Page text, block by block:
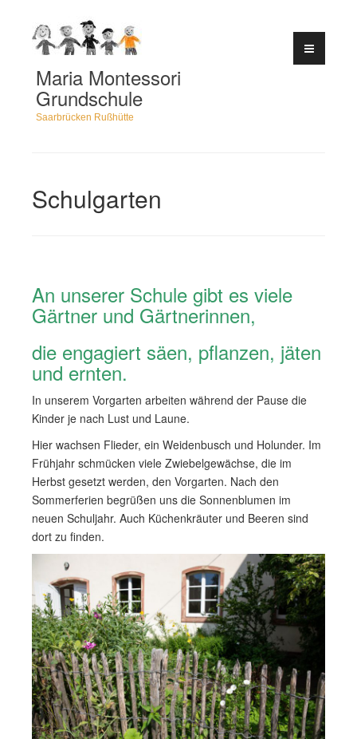
Zum
Inhalt
springen
Maria Montessori
Grundschule
Saarbrücken Rußhütte
Schulgarten
An unserer Schule gibt es viele
Gärtner und Gärtnerinnen,
die engagiert säen, pflanzen, jäten
und ernten.
In unserem Vorgarten arbeiten während der Pause die
Kinder je nach Lust und Laune.
Hier wachsen Flieder, ein Weidenbusch und Holunder. Im
Frühjahr schmücken viele Zwiebelgewächse, die im
Herbst gesetzt werden, den Vorgarten. Nach den
Sommerferien begrüßen uns die Sonnenblumen im
neuen Schuljahr. Auch Küchenkräuter und Beeren sind
dort zu finden.